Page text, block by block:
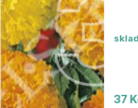
Semena, sadba
37